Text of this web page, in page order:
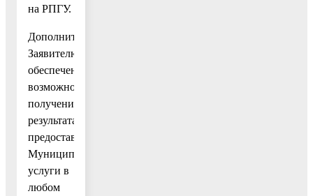
на РПГУ.
Дополнительно,
Заявителю
обеспечена
возможность
получения
результата
предоставления
Муниципальной
услуги в
любом